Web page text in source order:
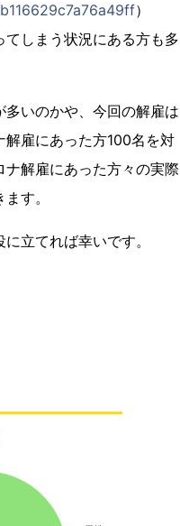
）
しまう状況にある方も多
いのかや、今回の解雇は
雇にあった方100名を対
解雇にあった方々の実際
す。
立てれば幸いです。